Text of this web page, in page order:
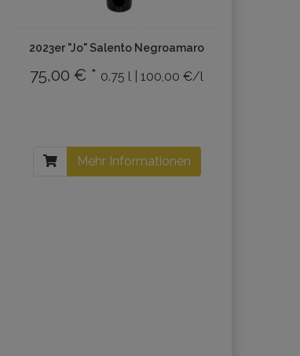
2023er "Jo" Salento Negroamaro
75,00 € * 0.75 l | 100,00 €/l
Mehr Informationen